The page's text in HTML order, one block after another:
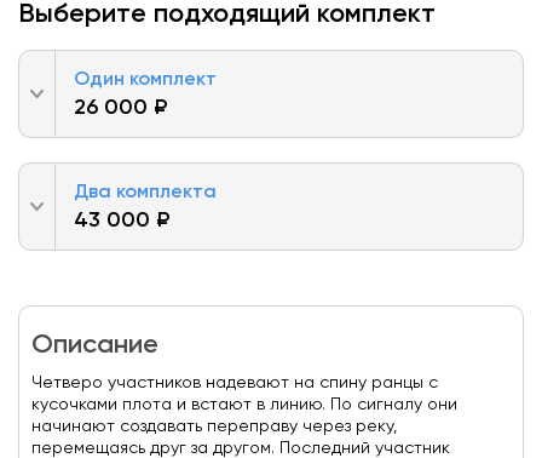
Выберите подходящий комплект
Один комплект
26 000 ₽
Два комплекта
43 000 ₽
Описание
Четверо участников надевают на спину ранцы с
кусочками плота и встают в линию. По сигналу они
начинают создавать переправу через реку,
перемещаясь друг за другом. Последний участник